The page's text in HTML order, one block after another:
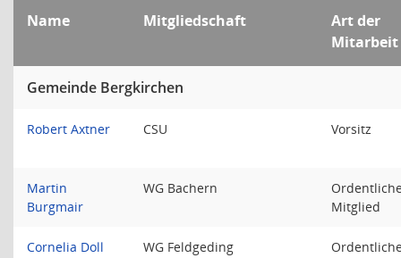
Name Mitgliedschaft
Art der
Mitarbeit
Gemeinde Bergkirchen
Robert Axtner CSU Vorsitz
Martin
Burgmair
WG Bachern
Mitglied
Cornelia Doll WG Feldgeding